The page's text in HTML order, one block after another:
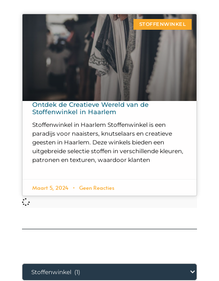
STOFFENWINKEL
Ontdek de Creatieve Wereld van de
Stoffenwinkel in Haarlem
Stoffenwinkel in Haarlem Stoffenwinkel is een
paradijs voor naaisters, knutselaars en creatieve
geesten in Haarlem. Deze winkels bieden een
uitgebreide selectie stoffen in verschillende kleuren,
patronen en texturen, waardoor klanten
Maart 5, 2024 Geen Reacties